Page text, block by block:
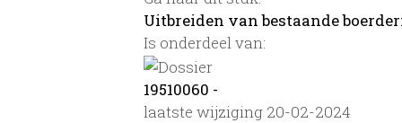
Uitbreiden van bestaande
Is onderdeel van:
19510060 -
laatste wijziging 20-02-2024